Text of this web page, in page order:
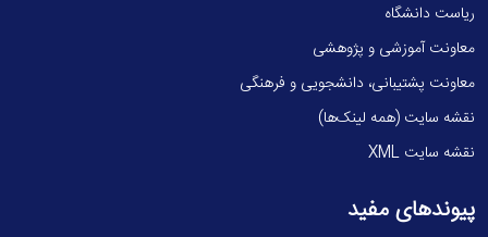
ریاست دانشگاه
معاونت آموزشی و پژوهشی
معاونت پشتیبانی، دانشجویی و فرهنگی
نقشه سایت (همه لینک‌ها)
نقشه سایت XML
پیوندهای مفید